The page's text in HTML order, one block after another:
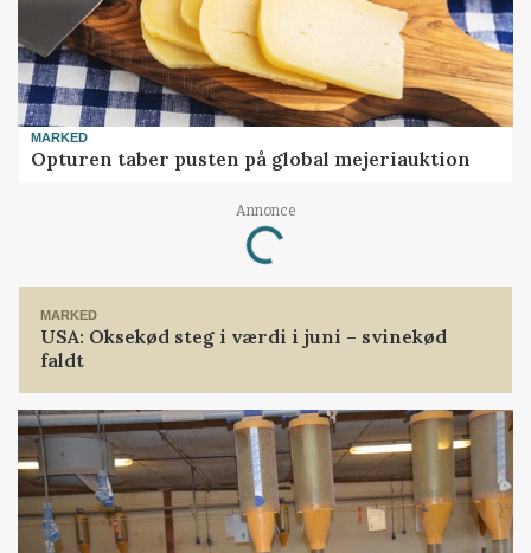
MARKED
Opturen taber pusten på global mejeriauktion
Annonce
Loading...
MARKED
USA: Oksekød steg i værdi i juni – svinekød
faldt